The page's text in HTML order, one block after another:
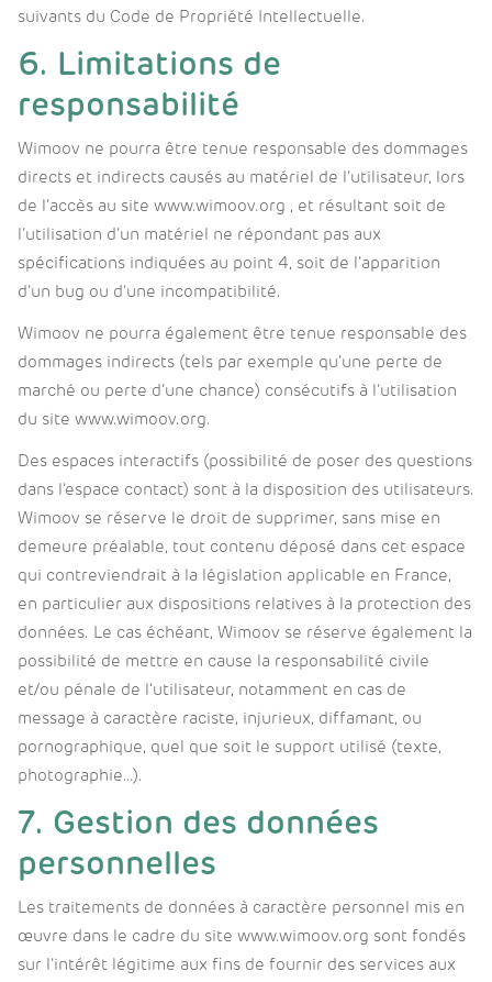
suivants du Code de Propriété Intellectuelle.
6. Limitations de
responsabilité
Wimoov ne pourra être tenue responsable des dommages
directs et indirects causés au matériel de l’utilisateur, lors
de l’accès au site www.wimoov.org , et résultant soit de
l’utilisation d’un matériel ne répondant pas aux
spécifications indiquées au point 4, soit de l’apparition
d’un bug ou d’une incompatibilité.
Wimoov ne pourra également être tenue responsable des
dommages indirects (tels par exemple qu’une perte de
marché ou perte d’une chance) consécutifs à l’utilisation
du site www.wimoov.org.
Des espaces interactifs (possibilité de poser des questions
dans l’espace contact) sont à la disposition des utilisateurs.
Wimoov se réserve le droit de supprimer, sans mise en
demeure préalable, tout contenu déposé dans cet espace
qui contreviendrait à la législation applicable en France,
en particulier aux dispositions relatives à la protection des
données. Le cas échéant, Wimoov se réserve également la
possibilité de mettre en cause la responsabilité civile
et/ou pénale de l’utilisateur, notamment en cas de
message à caractère raciste, injurieux, diffamant, ou
pornographique, quel que soit le support utilisé (texte,
photographie…).
7. Gestion des données
personnelles
Les traitements de données à caractère personnel mis en
œuvre dans le cadre du site www.wimoov.org sont fondés
sur l’intérêt légitime aux fins de fournir des services aux